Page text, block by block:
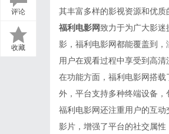
评论
收藏
其丰富多样的影视资源和优
福利电影网致力于为广大影迷
影，福利电影网都能覆盖到
用户在观看过程中享受到高
在功能方面，福利电影网搭
外，平台支持多种终端设备
福利电影网还注重用户的互
影片，增强了平台的社交属